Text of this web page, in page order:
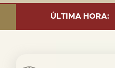
ÚLTIMA HORA:
INVESTMENT AS OF